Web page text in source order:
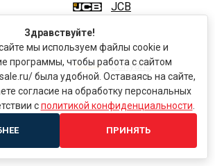
JCB
Jonyang
Komatsu
Здравствуйте!
мы используем файлы cookie и
программы, чтобы работа с сайтом
была удобной. Оставаясь на сайте,
согласие на обработку персональных
сполитикой конфиденциальности
ПРИНЯТЬ